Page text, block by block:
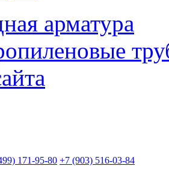
арматура
171-95-80 +7 (903) 516-03-84